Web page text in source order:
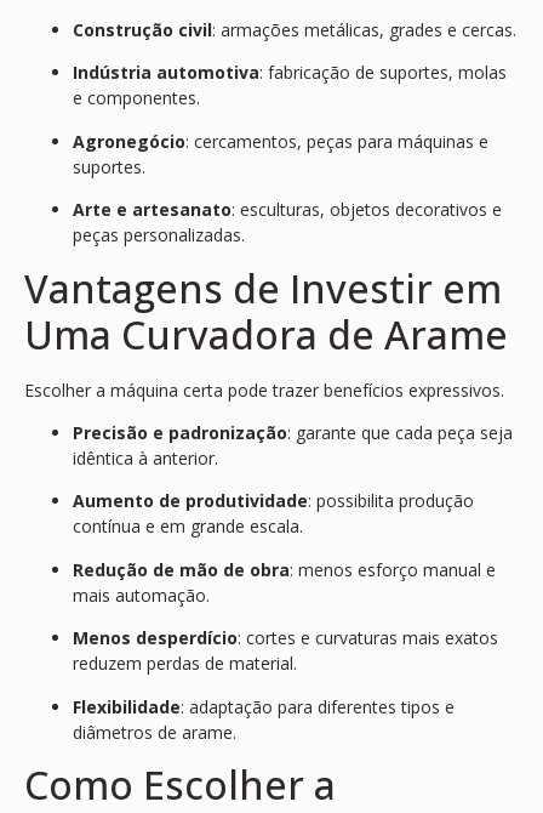
Construção civil: armações metálicas, grades e cercas.
Indústria automotiva: fabricação de suportes, molas
e componentes.
Agronegócio: cercamentos, peças para máquinas e
suportes.
Arte e artesanato: esculturas, objetos decorativos e
peças personalizadas.
Vantagens de Investir em
Uma Curvadora de Arame
Escolher a máquina certa pode trazer benefícios expressivos.
Precisão e padronização: garante que cada peça seja
idêntica à anterior.
Aumento de produtividade: possibilita produção
contínua e em grande escala.
Redução de mão de obra: menos esforço manual e
mais automação.
Menos desperdício: cortes e curvaturas mais exatos
reduzem perdas de material.
Flexibilidade: adaptação para diferentes tipos e
diâmetros de arame.
Como Escolher a